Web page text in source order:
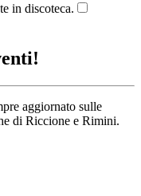
in discoteca.
aggiornato sulle
di Riccione e Rimini.